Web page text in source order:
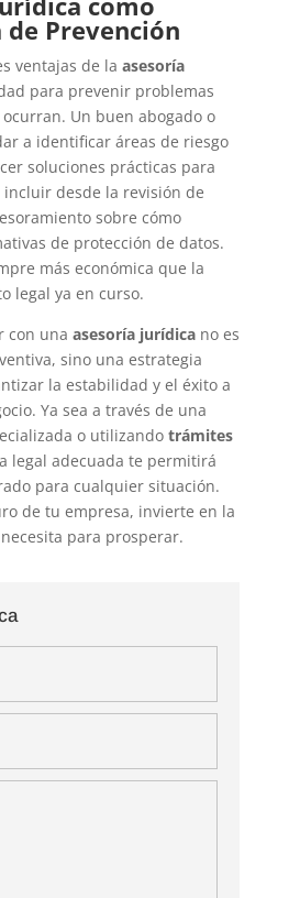
Prevención
ventajas de la asesoría
para prevenir problemas
Un buen abogado o
a identificar áreas de riesgo
soluciones prácticas para
desde la revisión de
sobre cómo
de protección de datos.
más económica que la
legal ya en curso.
con una asesoría jurídicano es
sino una estrategia
la estabilidad y el éxito a
Ya sea a través de una
o utilizando trámites
legal adecuada te permitirá
para cualquier situación.
de tu empresa, invierte en la
para prosperar.